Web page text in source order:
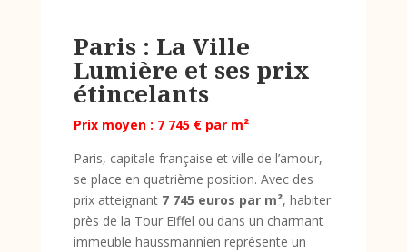
Paris : La Ville
Lumière et ses prix
étincelants
Prix moyen : 7 745 € par m²
Paris, capitale française et ville de l’amour,
se place en quatrième position. Avec des
prix atteignant 7 745 euros par m², habiter
près de la Tour Eiffel ou dans un charmant
immeuble haussmannien représente un